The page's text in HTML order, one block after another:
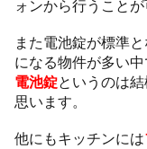
ォンから行うことが
また電池錠が標準
になる物件が多い
電池錠というのは
思います。
他にもキッチンには